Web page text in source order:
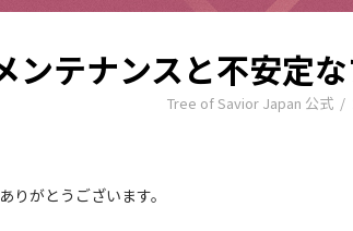
ンテナンスと不安定
Tree of Savior Japan 公式 /
がとうございます。